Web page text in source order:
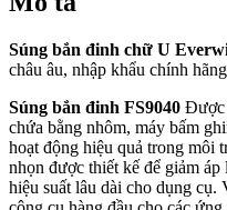
Súng bắn đinh chữ U
châu âu, nhập khẩu chính
Súng bắn đinh FS9040 Được
chứa bằng nhôm, máy bấm
hoạt động hiệu quả trong môi
nhọn được thiết kế để giảm
hiệu suất lâu dài cho dụng